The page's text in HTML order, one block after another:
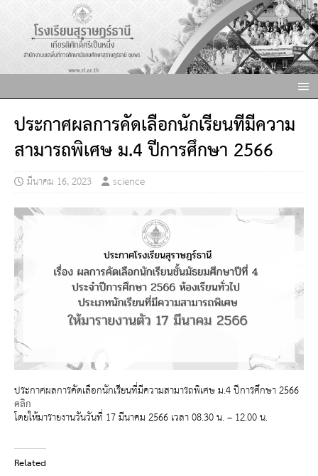
ประกาศผลการคัดเลือกนักเรียนที่มีความ
สามารถพิเศษ ม.4 ปีการศึกษา 2566
มีนาคม 16, 2023 science
ประกาศผลการคัดเลือกนักเรียนที่มีความสามารถพิเศษ ม.4 ปีการศึกษา 2566
คลิก
โดยให้มารายงานวันวันที่ 17 มีนาคม 2566 เวลา 08.30 น. – 12.00 น.
Related